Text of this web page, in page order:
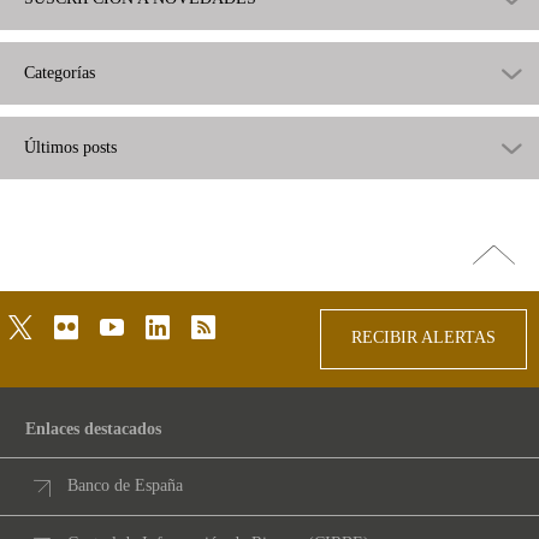
Categorías
Últimos posts
arriba
twitterflickr youtubelinkedinrss
RECIBIR ALERTAS
Enlaces destacados
Banco de España